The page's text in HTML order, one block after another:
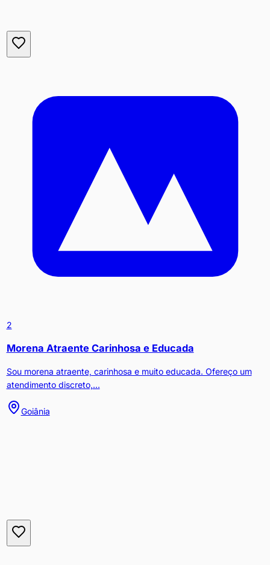
2
Morena Atraente Carinhosa e Educada
Sou morena atraente, carinhosa e muito educada. Ofereço um
atendimento discreto,...
Goiânia